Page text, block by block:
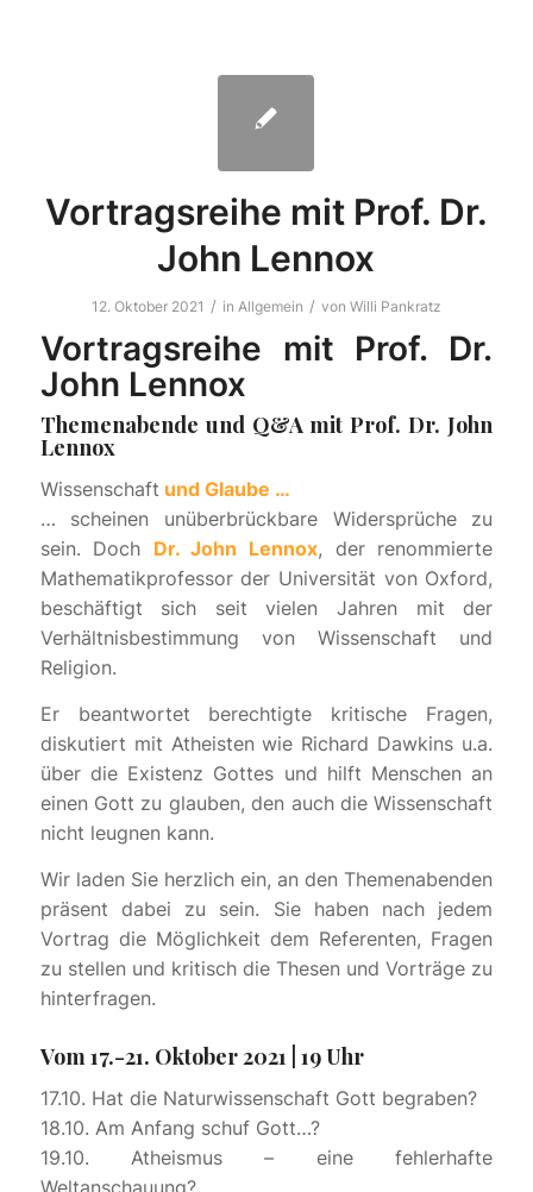
Vortragsreihe mit Prof. Dr.
John Lennox
12. Oktober 2021 / in Allgemein / von Willi Pankratz
Vortragsreihe mit Prof. Dr.
John Lennox
Themenabende und Q&A mit Prof. Dr. John
Lennox
Wissenschaft und Glaube …
… scheinen unüberbrückbare Widersprüche zu
sein. Doch Dr. John Lennox, der renommierte
Mathematikprofessor der Universität von Oxford,
beschäftigt sich seit vielen Jahren mit der
Verhältnisbestimmung von Wissenschaft und
Religion.
Er beantwortet berechtigte kritische Fragen,
diskutiert mit Atheisten wie Richard Dawkins u.a.
über die Existenz Gottes und hilft Menschen an
einen Gott zu glauben, den auch die Wissenschaft
nicht leugnen kann.
Wir laden Sie herzlich ein, an den Themenabenden
präsent dabei zu sein. Sie haben nach jedem
Vortrag die Möglichkeit dem Referenten, Fragen
zu stellen und kritisch die Thesen und Vorträge zu
hinterfragen.
Vom 17.-21. Oktober 2021 | 19 Uhr
17.10. Hat die Naturwissenschaft Gott begraben?
18.10. Am Anfang schuf Gott…?
19.10. Atheismus – eine fehlerhafte